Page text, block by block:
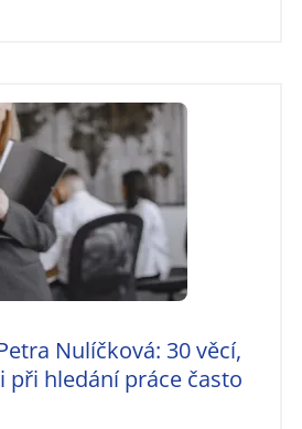
Nulíčková: 30 věcí,
při hledání práce často